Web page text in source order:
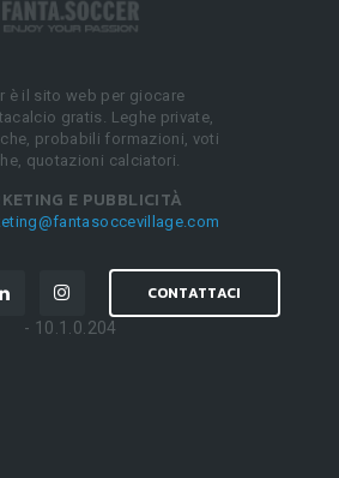
è il sito web per giocare
gratis. Leghe private,
probabili formazioni, voti
quotazioni calciatori.
E PUBBLICITÀ
CONTATTACI
- 10.1.0.204